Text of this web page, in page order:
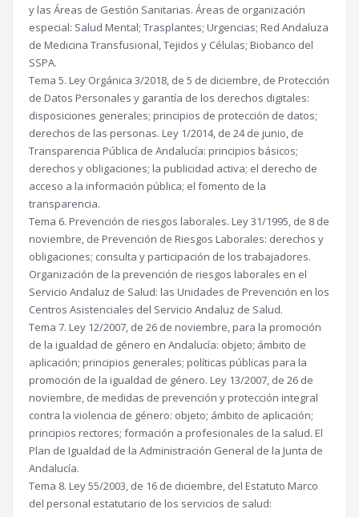
y las Áreas de Gestión Sanitarias. Áreas de organización
especial: Salud Mental; Trasplantes; Urgencias; Red Andaluza
de Medicina Transfusional, Tejidos y Células; Biobanco del
SSPA.
Tema 5. Ley Orgánica 3/2018, de 5 de diciembre, de Protección
de Datos Personales y garantía de los derechos digitales:
disposiciones generales; principios de protección de datos;
derechos de las personas. Ley 1/2014, de 24 de junio, de
Transparencia Pública de Andalucía: principios básicos;
derechos y obligaciones; la publicidad activa; el derecho de
acceso a la información pública; el fomento de la
transparencia.
Tema 6. Prevención de riesgos laborales. Ley 31/1995, de 8 de
noviembre, de Prevención de Riesgos Laborales: derechos y
obligaciones; consulta y participación de los trabajadores.
Organización de la prevención de riesgos laborales en el
Servicio Andaluz de Salud: las Unidades de Prevención en los
Centros Asistenciales del Servicio Andaluz de Salud.
Tema 7. Ley 12/2007, de 26 de noviembre, para la promoción
de la igualdad de género en Andalucía: objeto; ámbito de
aplicación; principios generales; políticas públicas para la
promoción de la igualdad de género. Ley 13/2007, de 26 de
noviembre, de medidas de prevención y protección integral
contra la violencia de género: objeto; ámbito de aplicación;
principios rectores; formación a profesionales de la salud. El
Plan de Igualdad de la Administración General de la Junta de
Andalucía.
Tema 8. Ley 55/2003, de 16 de diciembre, del Estatuto Marco
del personal estatutario de los servicios de salud: